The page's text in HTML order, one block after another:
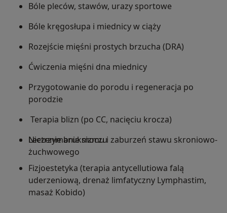
Bóle pleców, stawów, urazy sportowe
Bóle kręgosłupa i miednicy w ciąży
Rozejście mięśni prostych brzucha (DRA)
Ćwiczenia mięśni dna miednicy
Przygotowanie do porodu i regeneracja po
porodzie
Terapia blizn (po CC, nacięciu krocza)
Leczenie bruksizmu i zaburzeń stawu skroniowo-
żuchwowego
Nietrzymanie moczu
Fizjoestetyka (terapia antycellutiowa falą
uderzeniową, drenaż limfatyczny Lymphastim,
masaż Kobido)